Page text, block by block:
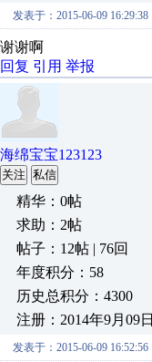
发表于：2015-06-09 16:29:38
谢谢啊
回复 引用 举报
海绵宝宝123123
关注 私信
精华：0帖
求助：2帖
帖子：12帖 | 76回
年度积分：58
历史总积分：4300
注册：2014年9月09日
发表于：2015-06-09 16:52:56